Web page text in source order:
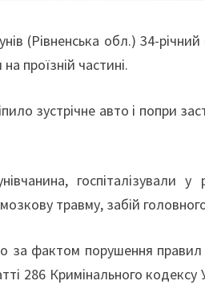
(Рівненська обл.) 34-
проїзній частині.
зустрічне авто і попри
госпіталізували
травму, забій
за фактом порушення
286 Кримінального